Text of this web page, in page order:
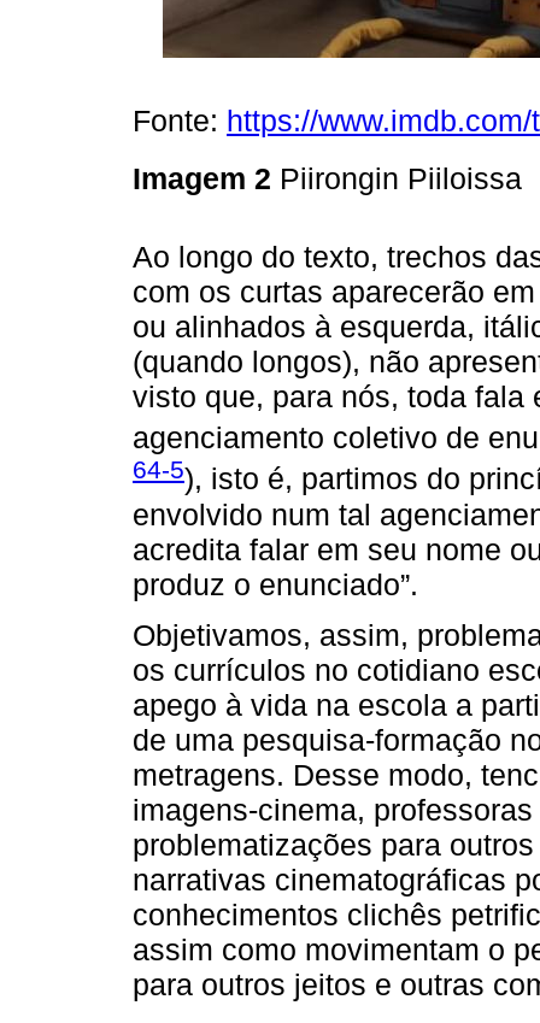
Fonte: https://
Imagem 2 Piirongin Piiloissa
Ao longo do texto, trechos
com os curtas aparecerão
ou alinhados à esquerda,
(quando longos), não
visto que, para nós, toda fala
agenciamento coletivo de
64-5), isto é, partimos do
envolvido num tal
acredita falar em seu nome
produz o enunciado”.
Objetivamos, assim,
os currículos no cotidiano
apego à vida na escola a
de uma pesquisa-formação
metragens. Desse modo,
imagens-cinema,
problematizações para
narrativas cinematográficas
conhecimentos clichês
assim como movimentam o
para outros jeitos e outras